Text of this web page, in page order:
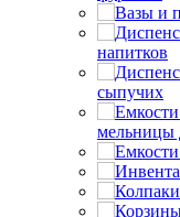
напитков
сыпучих
мельницы